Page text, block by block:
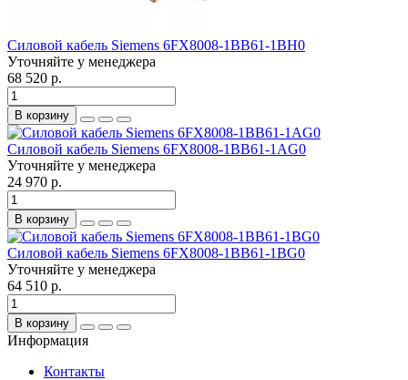
Силовой кабель Siemens 6FX8008-1BB61-1BH0
Уточняйте у менеджера
68 520 р.
В корзину
Силовой кабель Siemens 6FX8008-1BB61-1AG0
Уточняйте у менеджера
24 970 р.
В корзину
Силовой кабель Siemens 6FX8008-1BB61-1BG0
Уточняйте у менеджера
64 510 р.
В корзину
Информация
Контакты